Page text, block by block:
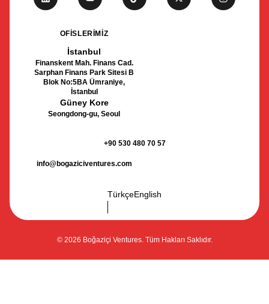
OFİSLERİMİZ
İstanbul
Finanskent Mah. Finans Cad.
Sarphan Finans Park Sitesi B
Blok No:5BA Ümraniye,
İstanbul
Güney Kore
Seongdong-gu, Seoul
+90 530 480 70 57
info@bogaziciventures.com
TürkçeEnglish
© 2026 Boğaziçi Ventures. Tüm Hakları Saklıdır.